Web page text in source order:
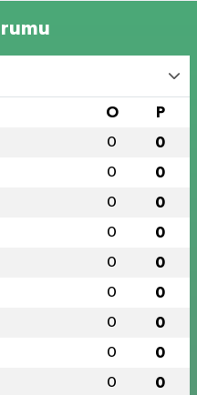
O P
0 0
0 0
0 0
0 0
0 0
0 0
0 0
0 0
0 0